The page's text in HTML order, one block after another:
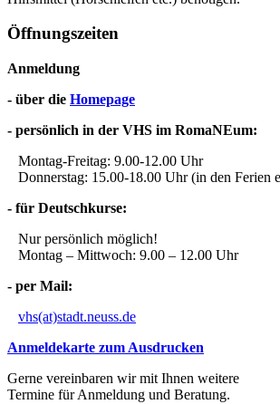
Öffnungszeiten
Anmeldung
- über die Homepage
- persönlich in der VHS im RomaNEum:
Montag-Freitag: 9.00-12.00 Uhr
Donnerstag: 15.00-18.00 Uhr (in den Ferien
- für Deutschkurse:
Nur persönlich möglich!
Montag – Mittwoch: 9.00 – 12.00 Uhr
- per Mail:
vhs(at)stadt.neuss.de
Anmeldekarte zum Ausdrucken
Gerne vereinbaren wir mit Ihnen weitere
Termine für Anmeldung und Beratung.